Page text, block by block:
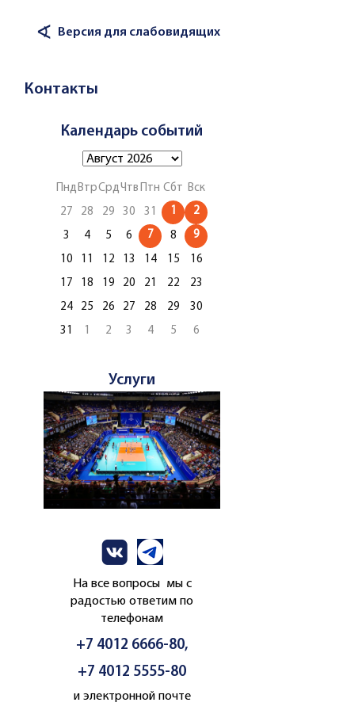
∢ Версия для слабовидящих
Контакты
Календарь событий
Пнд ВтрСрдЧтв Птн Сбт Вск
27
28 29 30 31 1 2
3 4 5 6 7 8 9
10 11 12 13 14 15
16
17
18 19 20 21 22
23
24
25 26 27 28 29
30
31
1 2 3 4 5 6
Услуги
На все вопросы мы с
радостью ответим по
телефонам
+7 4012 6666-80,
+7 4012 5555-80
и электронной почте